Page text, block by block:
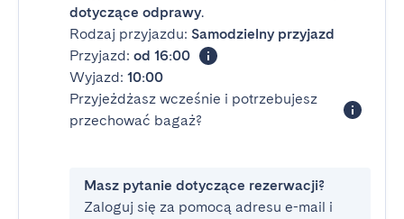
dotyczące odprawy.
Rodzaj przyjazdu: Samodzielny przyjazd
Przyjazd: od 16:00
Wyjazd: 10:00
Przyjeżdżasz wcześnie i potrzebujesz
przechować bagaż?
Masz pytanie dotyczące rezerwacji?
Zaloguj się za pomocą adresu e-mail i